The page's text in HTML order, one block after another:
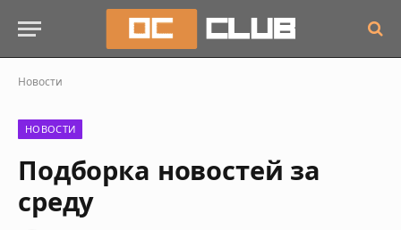
Новости
НОВОСТИ
Подборка новостей за
среду